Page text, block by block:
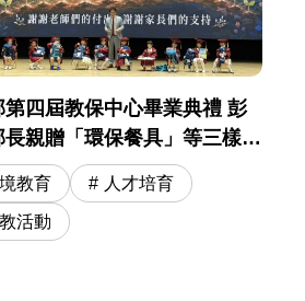
第四屆教保中心畢業典禮 彭
長親贈「環保餐具」等三樣神
勉勵 11 位環保小尖兵開啟小
旅程
教育 人才培育
活動